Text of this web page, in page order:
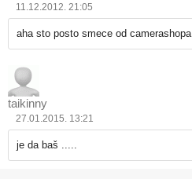
11.12.2012. 21:05
aha sto posto smece od camerashopa
taikinny
27.01.2015. 13:21
je da baš .....